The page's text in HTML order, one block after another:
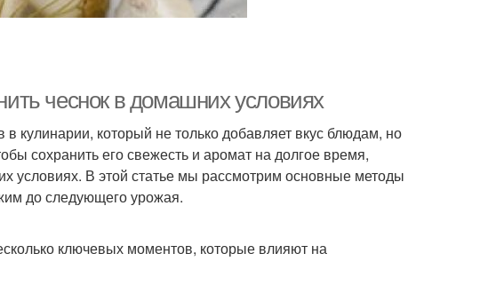
чеснок в домашних условиях
кулинарии, который не только добавляет вкус блюдам, но
сохранить его свежесть и аромат на долгое время,
условиях. В этой статье мы рассмотрим основные методы
до следующего урожая.
ключевых моментов, которые влияют на